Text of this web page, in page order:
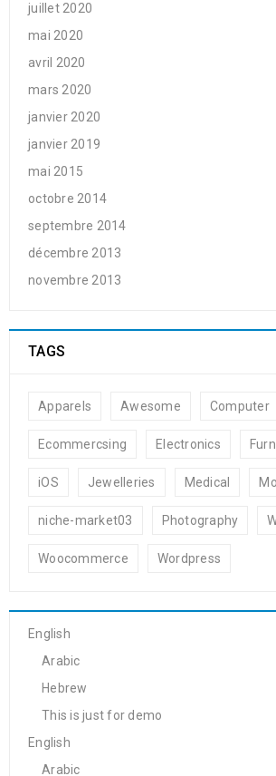
juillet 2020
mai 2020
avril 2020
mars 2020
janvier 2020
janvier 2019
mai 2015
octobre 2014
septembre 2014
décembre 2013
novembre 2013
TAGS
Apparels Awesome Computer
Ecommercsing Electronics
iOS Jewelleries Medical
niche-market03 Photography
Woocommerce Wordpress
English
Arabic
Hebrew
This is just for demo
English
Arabic